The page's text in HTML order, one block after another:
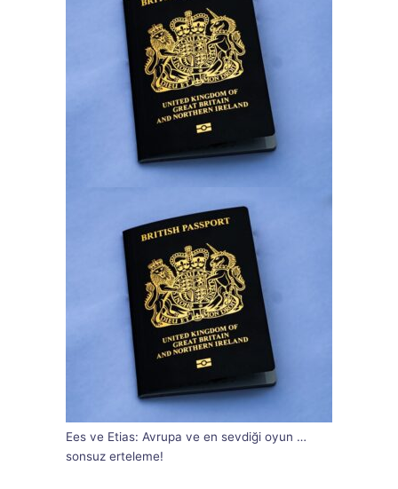
Ees ve Etias: Avrupa ve en sevdiği oyun …
sonsuz erteleme!